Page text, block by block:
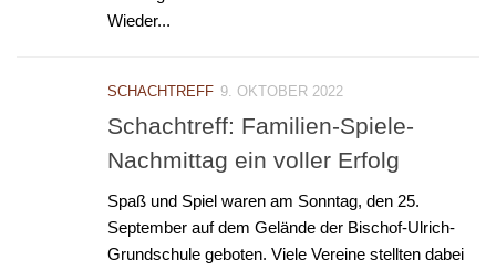
Wieder...
SCHACHTREFF 9. OKTOBER 2022
Schachtreff: Familien-Spiele-
Nachmittag ein voller Erfolg
Spaß und Spiel waren am Sonntag, den 25.
September auf dem Gelände der Bischof-Ulrich-
Grundschule geboten. Viele Vereine stellten dabei